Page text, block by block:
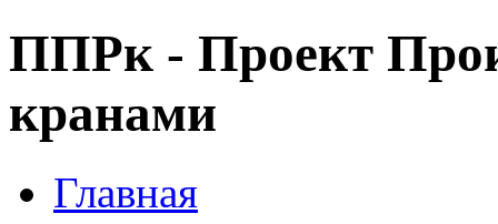
ППРк - Проект
кранами
Главная